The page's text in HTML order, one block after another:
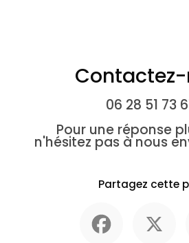
06 28 51 73
Pour une réponse
n'hésitez pas à nous
Partagez cette